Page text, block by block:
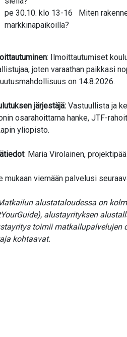
pe 30.10. klo 13-16 Miten
markkinapaikoilla?
: Ilmoittautumiset
joten varaathan paikkasi
on 14.8.2026.
järjestäjä: Vastuullista ja
osarahoittama hanke, JTF-
yliopisto.
: Maria Virolainen,
mukaan viemään palvelusi
alustataloudessa on
alustayrityksen
toimii matkailupalvelujen
kohtaavat.